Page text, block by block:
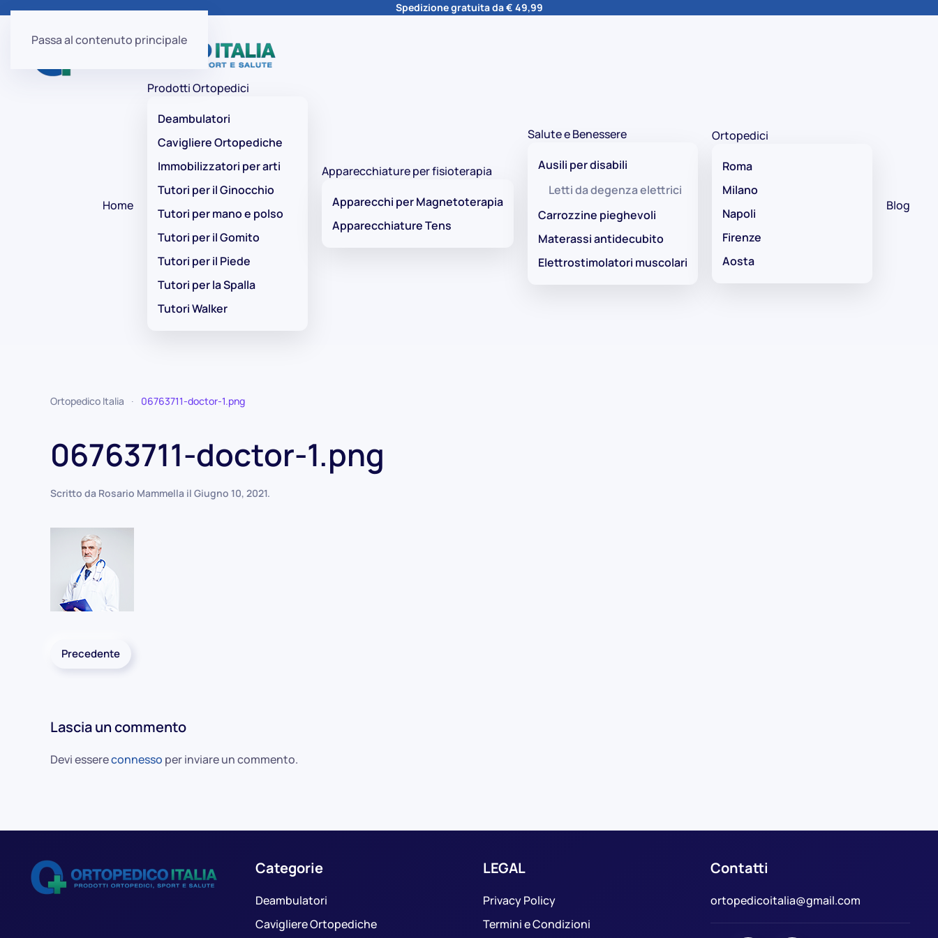
Passa al contenuto principale
Spedizione gratuita da € 49,99
Home
Prodotti Ortopedici
Deambulatori
Cavigliere Ortopediche
Immobilizzatori per arti
Tutori per il Ginocchio
Tutori per mano e polso
Tutori per il Gomito
Tutori per il Piede
Tutori per la Spalla
Tutori Walker
Apparecchiature per fisioterapia
Apparecchi per Magnetoterapia
Apparecchiature Tens
Salute e Benessere
Ausili per disabili
Letti da degenza elettrici
Carrozzine pieghevoli
Materassi antidecubito
Elettrostimolatori muscolari
Ortopedici
Roma
Milano
Napoli
Firenze
Aosta
Blog
Ortopedico Italia 06763711-doctor-1.png
06763711-doctor-1.png
Scritto da Rosario Mammella il Giugno 10, 2021.
Precedente
Lascia un commento
Devi essereconnesso per inviare un commento.
Categorie
Deambulatori
Cavigliere Ortopediche
LEGAL
Privacy Policy
Termini e Condizioni
Contatti
ortopedicoitalia@gmail.com